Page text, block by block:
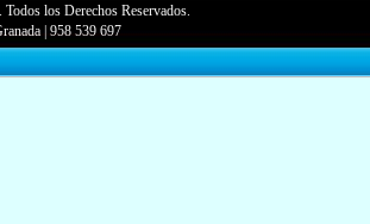
los Derechos Reservados.
|958 539 697